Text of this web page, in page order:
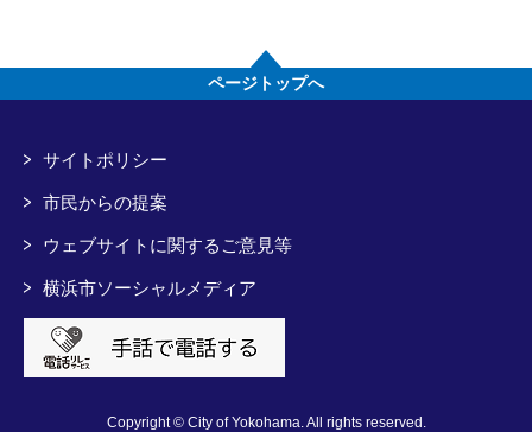
ページトップへ
サイトポリシー
市民からの提案
ウェブサイトに関するご意見等
横浜市ソーシャルメディア
Copyright © City of Yokohama. All rights reserved.